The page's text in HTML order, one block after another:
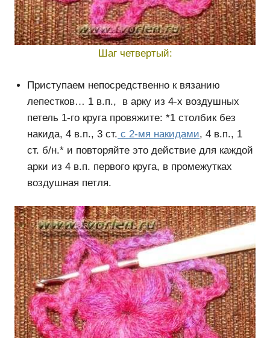
Шаг четвертый:
Приступаем непосредственно к вязанию
лепестков… 1 в.п., в арку из 4-х воздушных
петель 1-го круга провяжите: *1 столбик без
накида, 4 в.п., 3 ст. с 2-мя накидами, 4 в.п., 1
ст. б/н.* и повторяйте это действие для каждой
арки из 4 в.п. первого круга, в промежутках
воздушная петля.